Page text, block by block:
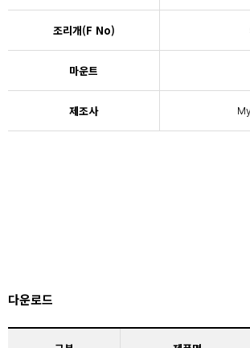
조리개(F No)
마운트
제조사
다운로드